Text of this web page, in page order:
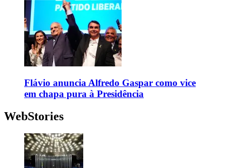
Flávio anuncia Alfredo Gaspar como vice
em chapa pura à Presidência
WebStories